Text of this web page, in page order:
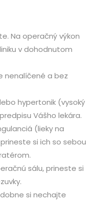
Na operačný výkon
v dohodnutom
nenalíčené a bez
hypertonik (vysoký
Vášho lekára.
(lieky na
si ich so sebou
sálu, prineste si
si nechajte